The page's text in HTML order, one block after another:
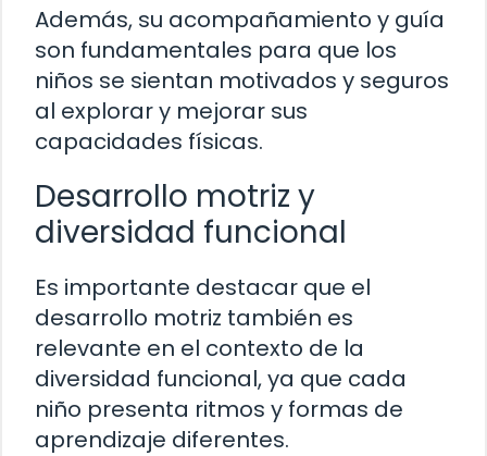
Además, su acompañamiento y guía
son fundamentales para que los
niños se sientan motivados y seguros
al explorar y mejorar sus
capacidades físicas.
Desarrollo motriz y
diversidad funcional
Es importante destacar que el
desarrollo motriz también es
relevante en el contexto de la
diversidad funcional, ya que cada
niño presenta ritmos y formas de
aprendizaje diferentes.